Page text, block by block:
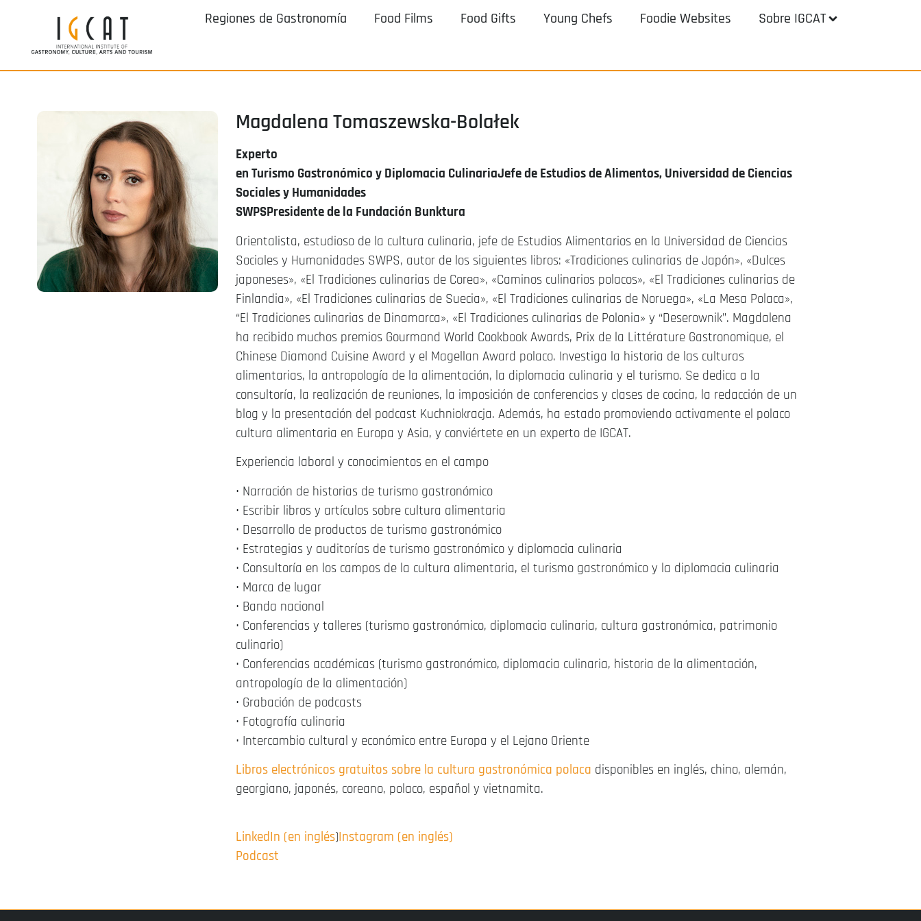
Regiones de Gastronomía Food Films Food Gifts Young Chefs Foodie Websites Sobre IGCAT
Magdalena Tomaszewska-Bolałek
Experto
en Turismo Gastronómico y Diplomacia CulinariaJefe de Estudios de Alimentos, Universidad de Ciencias
Sociales y Humanidades
SWPSPresidente de la Fundación Bunktura
Orientalista, estudioso de la cultura culinaria, jefe de Estudios Alimentarios en la Universidad de Ciencias
Sociales y Humanidades SWPS, autor de los siguientes libros: «Tradiciones culinarias de Japón», «Dulces
japoneses», «ElTradiciones culinarias de Corea», «Caminos culinarios polacos», «ElTradiciones culinarias de
Finlandia», «ElTradiciones culinarias de Suecia», «ElTradiciones culinarias de Noruega», «La Mesa Polaca»,
“ElTradiciones culinarias de Dinamarca», «ElTradiciones culinarias de Polonia» y “Deserownik”. Magdalena
ha recibido muchos premios Gourmand World Cookbook Awards, Prix de la Littérature Gastronomique, el
Chinese Diamond Cuisine Award y el Magellan Award polaco. Investiga la historia de las culturas
alimentarias, la antropología de la alimentación, la diplomacia culinaria y el turismo. Se dedica a la
consultoría, la realización de reuniones, la imposición de conferencias y clases de cocina, la redacción de un
blog y la presentación del podcast Kuchniokracja. Además, ha estado promoviendo activamente el polaco
cultura alimentaria en Europa y Asia, y conviértete en un experto de IGCAT.
Experiencia laboral y conocimientos en el campo
• Narración de historias de turismo gastronómico
• Escribir libros y artículos sobre cultura alimentaria
• Desarrollo de productos de turismo gastronómico
• Estrategias y auditorías de turismo gastronómico y diplomacia culinaria
• Consultoría en los campos de la cultura alimentaria, el turismo gastronómico y la diplomacia culinaria
• Marca de lugar
• Banda nacional
• Conferencias y talleres (turismo gastronómico, diplomacia culinaria, cultura gastronómica, patrimonio
culinario)
• Conferencias académicas (turismo gastronómico, diplomacia culinaria, historia de la alimentación,
antropología de la alimentación)
• Grabación de podcasts
• Fotografía culinaria
• Intercambio cultural y económico entre Europa y el Lejano Oriente
Libros electrónicos gratuitos sobre la cultura gastronómica polaca disponibles en inglés, chino, alemán,
georgiano, japonés, coreano, polaco, español y vietnamita.
LinkedIn (en inglés)Instagram (en inglés)
Podcast